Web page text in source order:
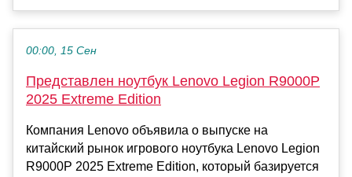
00:00, 15 Сен
Представлен ноутбук Lenovo Legion R9000P
2025 Extreme Edition
Компания Lenovo объявила о выпуске на
китайский рынок игрового ноутбука Lenovo Legion
R9000P 2025 Extreme Edition, который базируется